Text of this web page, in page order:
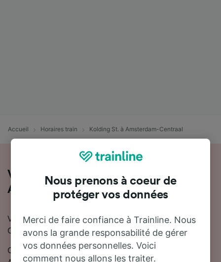
Accueil Horaires train Kolding St. à Amsterdam-Centraal
Voyager en train de Kolding St. à
Amsterdam-Centraal
Vous souhaitez voyager de Kolding St. à Amsterdam-
Centraal en train ? Vous êtes au bon endroit !
On estime que le trajet en train entre Kolding St. et
Nous prenons à coeur de
protéger vos données
Merci de faire confiance à Trainline. Nous
avons la grande responsabilité de gérer
vos données personnelles. Voici
comment nous allons les traiter.